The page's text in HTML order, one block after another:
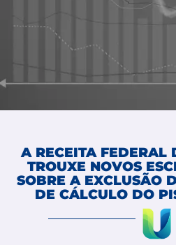
A RECEITA FEDERAL
TROUXE NOVOS
SOBRE A EXCLUSÃO
DE CÁLCULO DO